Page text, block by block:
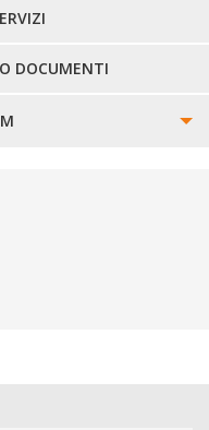
DOCUMENTI